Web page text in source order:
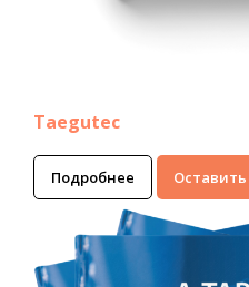
Taegutec
Подробнее Оставить